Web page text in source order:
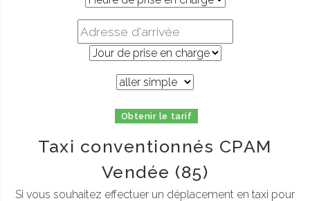
Obtenir le tarif
Taxi conventionnés CPAM
Vendée (85)
Si vous souhaitez effectuer un déplacement en taxi pour